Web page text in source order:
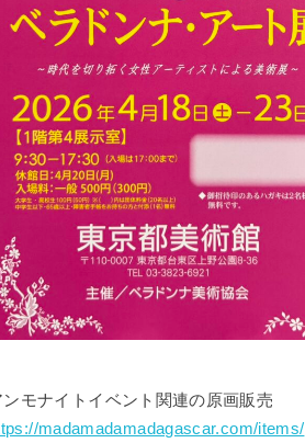
ンモナイトイベント関連の原画販売
madamadamadagascar.com/items/